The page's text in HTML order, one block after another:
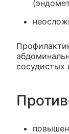
сосудистых